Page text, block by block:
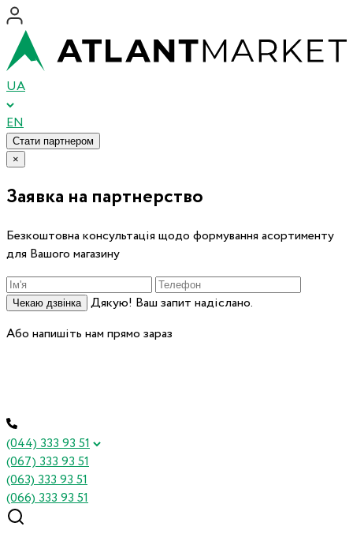
UA
EN
Стати партнером
×
Заявка на партнерство
Безкоштовна консультація щодо формування асортименту
для Вашого магазину
Чекаю дзвінка
Дякую! Ваш запит надіслано.
Або напишіть нам прямо зараз
(044) 333 93 51
(067) 333 93 51
(063) 333 93 51
(066) 333 93 51